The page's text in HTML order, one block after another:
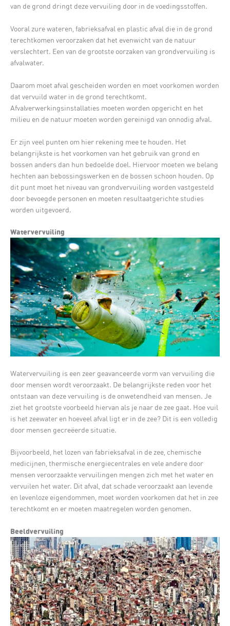
van de grond dringt deze vervuiling door in de voedingsstoffen.
Vooral zure wateren, fabrieksafval en plastic afval die in de grond
terechtkomen veroorzaken dat het evenwicht van de natuur
verslechtert. Een van de grootste oorzaken van grondvervuiling is
afvalwater.
Daarom moet afval gescheiden worden en moet voorkomen worden
dat vervuild water in de grond terechtkomt.
Afvalverwerkingsinstallaties moeten worden opgericht en het
milieu en de natuur moeten worden gereinigd van onnodig afval.
Er zijn veel punten om hier rekening mee te houden. Het
belangrijkste is het voorkomen van het gebruik van grond en
bossen anders dan hun bedoelde doel. Hiervoor moeten we belang
hechten aan bebossingswerken en de bossen schoon houden. Op
dit punt moet het niveau van grondvervuiling worden vastgesteld
door bevoegde personen en moeten resultaatgerichte studies
worden uitgevoerd.
Watervervuiling
Watervervuiling is een zeer geavanceerde vorm van vervuiling die
door mensen wordt veroorzaakt. De belangrijkste reden voor het
ontstaan van deze vervuiling is de onwetendheid van mensen. Je
ziet het grootste voorbeeld hiervan als je naar de zee gaat. Hoe vuil
is het zeewater en hoeveel afval ligt er in de zee? Dit is een volledig
door mensen gecreëerde situatie.
Bijvoorbeeld, het lozen van fabrieksafval in de zee, chemische
medicijnen, thermische energiecentrales en vele andere door
mensen veroorzaakte vervuilingen mengen zich met het water en
vervuilen het water. Dit afval, dat schade veroorzaakt aan levende
en levenloze eigendommen, moet worden voorkomen dat het in zee
terechtkomt en er moeten maatregelen worden genomen.
Beeldvervuiling